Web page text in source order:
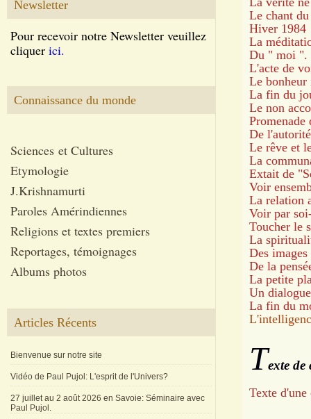
Newsletter
Pour recevoir notre Newsletter veuillez
cliquer ici.
Connaissance du monde
Sciences et Cultures
Etymologie
J.Krishnamurti
Paroles Amérindiennes
Religions et textes premiers
Reportages, témoignages
Albums photos
Articles Récents
Bienvenue sur notre site
Vidéo de Paul Pujol: L'esprit de l'Univers?
27 juillet au 2 août 2026 en Savoie: Séminaire avec
Paul Pujol.
Le chant
Hiver 1984
La
Du " moi ".
L'acte de
Le
La fin du
Le non
Promenade
De
Le rêve et
La
Extait de
Voir
La relation
Voir par
Toucher le
La
Des
De la
La petite
Un
La fin du
Texte de
Texte